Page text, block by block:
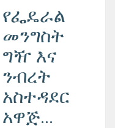
የፌዴራል
መንግስት
ግዥ እና
ንብረት
አስተዳደር
አዋጅ...